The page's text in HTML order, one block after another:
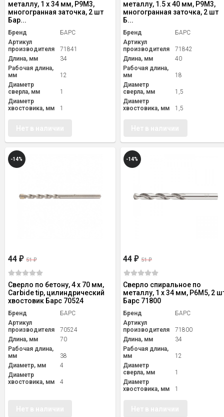
металлу, 1 x 34 мм, Р9М3,
многогранная заточка, 2 шт
Бар...
Бренд
БАРС
Артикул
производителя
71841
Длина, мм
34
Рабочая длина,
мм
12
Диаметр
сверла, мм
1
Диаметр
хвостовика, мм
1
металлу, 1.5 x 40 мм, Р9М3,
многогранная заточка, 2 шт
Б...
Бренд
БАРС
Артикул
производителя
71842
Длина, мм
40
Рабочая длина,
мм
18
Диаметр
сверла, мм
1,5
Диаметр
хвостовика, мм
1,5
-14%
44 ₽ 51₽
Сверло по бетону, 4 х 70 мм,
Carbide tip, цилиндрический
хвостовик Барс 70524
Бренд
БАРС
Артикул
производителя
70524
Длина, мм
70
Рабочая длина,
мм
38
Диаметр, мм
4
Диаметр
хвостовика, мм
4
-14%
44₽ 51₽
Сверло спиральное по
металлу, 1 x 34 мм, Р6М5, 2
Барс 71800
Бренд
БАРС
Артикул
производителя
71800
Длина, мм
34
Рабочая длина,
мм
12
Диаметр
сверла, мм
1
Диаметр
хвостовика, мм
1